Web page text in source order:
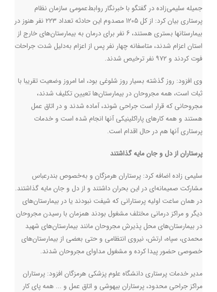
جمیله سلیمی‌زاده در گفتگو با خبرنگار روابط‌عمومی سازمان نظام
پرستاری بیان کرد: از کل 1205 مصدوم این حادثه تعداد ۲۲۳ نفر هنوز در
بیمارستانها بستری هستند، 6 نفر برای درمان به بیمارستان‌های خارج از
استان اعزام شدند، متاسفانه چهار نفر پس از اعزام به‌دلیل شدت جراحات
فوت کردند و ۹۷۲ نفر ترخیص شدند.
وی افزود: روز گذشته بسیار روز شلوغی بود، اما امروز وضعیت تقریبا با
ثبات است، همه مجروحان در بیمارستان‌ها تعیین تکلیف شدند،
مجروحانی که قرار است جراحی شوند، آماده شدند و در اتاق عمل
هستند و همه کارهای پاراکلینیکی آنها انجام شده است و خدمات
پرستاری آنها هم در حال اقدام است.
پرستاران از دل و جان مایه گذاشتند
سلیمی زاده اضافه کرد: پرستاران هرمزگان و به‌خصوص بندرعباس
مشارکت صمیمانه‌ای در این بحران داشتند و از دل و جان مایه گذاشتند.
در همان ساعت اولیه پرستارانی که شیفت نبودند یا در بیمارستان‌های
دیگر و مراکز درمانی مختلف مشغول بودند همزمان با رسیدن مجروحان
در بیمارستان‌های محل پذیرش مجروحان مانند بیمارستان‌های شهید
محمدی، سپاه، ارتش، نیروی انتظامی و حتی بعضی از بیمارستان‌های
خصوصی حضور پیدا کرده و مشغول مداوای مجروحان شدند.
مدیر خدمات پرستاری دانشگاه علوم پزشکی هرمزگان افزود: پرستاران
مراکز جراحی محدود، پرستاران بیهوشی و اتاق عمل و ... همه پای کار